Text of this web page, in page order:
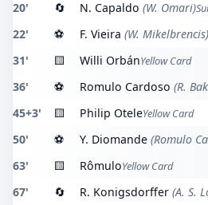
20' 🔄 N. Capaldo (W. Omari)
22' ⚽ F. Vieira (W. Mikelbrencis)
31' 🟨 Willi OrbánYellow Card
36' ⚽ Romulo Cardoso (R.
45+3' 🟨 Philip OteleYellow Card
50' ⚽ Y. Diomande (Romulo
63' 🟨 RômuloYellow Card
67' 🔄 R. Konigsdorffer (A. S.